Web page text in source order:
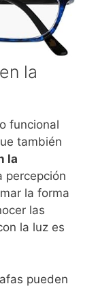
la
funcional
también
la
percepción
la forma
las
la luz es
pueden